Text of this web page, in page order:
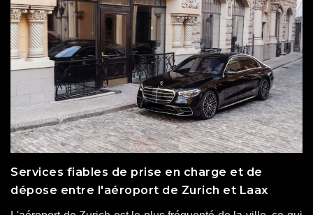
Services fiables de prise en charge et de
dépose entre l'aéroport de Zurich et Laax